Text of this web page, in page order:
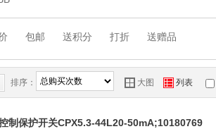
包邮 送积分 打折 送赠品
排序： Y 大图 Z 列表
制保护开关CPX5.3-44L20-50mA;10180769